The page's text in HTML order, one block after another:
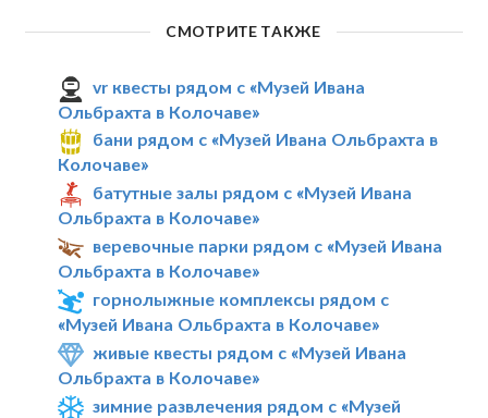
СМОТРИТЕ ТАКЖЕ
vr квесты рядом с «Музей Ивана
Ольбрахта в Колочаве»
бани рядом с «Музей Ивана Ольбрахта в
Колочаве»
батутные залы рядом с «Музей Ивана
Ольбрахта в Колочаве»
веревочные парки рядом с «Музей Ивана
Ольбрахта в Колочаве»
горнолыжные комплексы рядом с
«Музей Ивана Ольбрахта в Колочаве»
живые квесты рядом с «Музей Ивана
Ольбрахта в Колочаве»
зимние развлечения рядом с «Музей